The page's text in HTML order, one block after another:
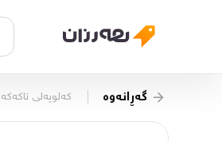
گەڕانەوە كەلوپەلی